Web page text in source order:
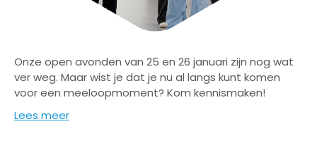
Onze open avonden van 25 en 26 januari zijn nog wat
ver weg. Maar wist je dat je nu al langs kunt komen
voor een meeloopmoment? Kom kennismaken!
Lees meer